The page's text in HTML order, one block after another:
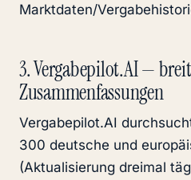
Marktdaten/
3. Vergabepilot.AI —
Zusammenfassungen
Vergabepilot.AI
300 deutsche und
(Aktualisierung dreimal